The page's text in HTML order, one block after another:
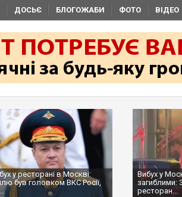
ДОСЬЄ БЛОГОЖАБИ ФОТО ВІДЕО
у ресторані в Москві:
був головком ВКС Росії,
Вибух у
загиблими:
ресторан...